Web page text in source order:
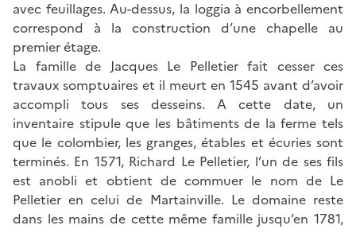
avec feuillages. Au-dessus, la loggia à encorbellement
correspond à la construction d’une chapelle au
premier étage.
La famille de Jacques Le Pelletier fait cesser ces
travaux somptuaires et il meurt en 1545 avant d’avoir
accompli tous ses desseins. A cette date, un
inventaire stipule que les bâtiments de la ferme tels
que le colombier, les granges, étables et écuries sont
terminés. En 1571, Richard Le Pelletier, l’un de ses fils
est anobli et obtient de commuer le nom de Le
Pelletier en celui de Martainville. Le domaine reste
dans les mains de cette même famille jusqu’en 1781,